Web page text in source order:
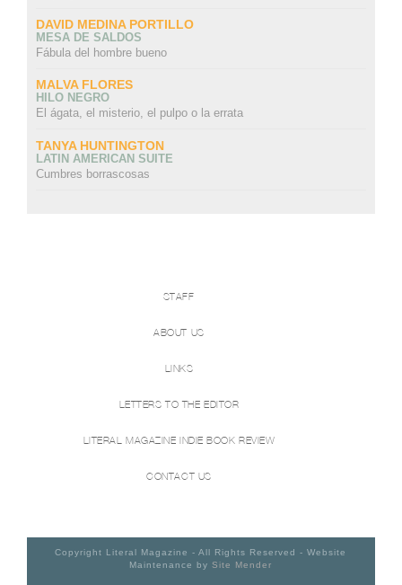
DAVID MEDINA PORTILLO
MESA DE SALDOS
Fábula del hombre bueno
MALVA FLORES
HILO NEGRO
El ágata, el misterio, el pulpo o la errata
TANYA HUNTINGTON
LATIN AMERICAN SUITE
Cumbres borrascosas
STAFF
ABOUT US
LINKS
LETTERS TO THE EDITOR
LITERAL MAGAZINE INDIE BOOK REVIEW
CONTACT US
Copyright Literal Magazine - All Rights Reserved - Website
Maintenance bySite Mender